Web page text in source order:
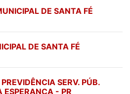
DE SANTA FÉ
DE SANTA FÉ
SERV. PÚB.
ESPERANÇA - PR